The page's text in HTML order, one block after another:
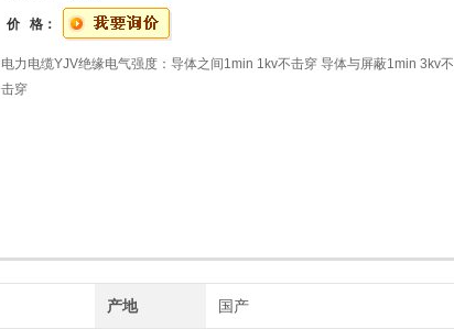
价 格：
电力电缆YJV绝缘电气强度：导体之间1min 1kv不击穿 导体与屏蔽1min 3kv不
击穿
产地 国产